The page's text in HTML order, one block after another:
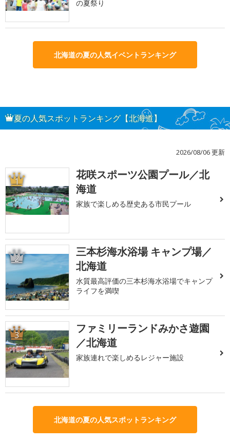
の夏祭り
北海道の夏の人気イベントランキング
夏の人気スポットランキング【北海道】
2026/08/06 更新
1
花咲スポーツ公園プール／北
海道
家族で楽しめる歴史ある市民プール
2
三本杉海水浴場 キャンプ場／
北海道
水質最高評価の三本杉海水浴場でキャンプ
ライフを満喫
3
ファミリーランドみかさ遊園
／北海道
家族連れで楽しめるレジャー施設
北海道の夏の人気スポットランキング